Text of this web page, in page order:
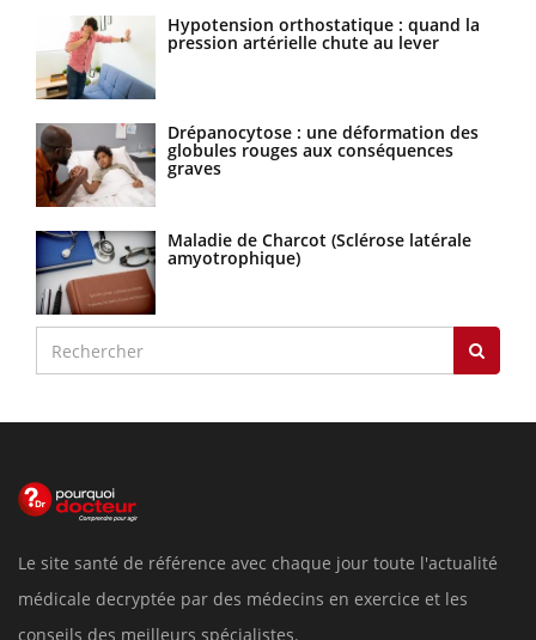
Hypotension orthostatique : quand la
pression artérielle chute au lever
Drépanocytose : une déformation des
globules rouges aux conséquences
graves
Maladie de Charcot (Sclérose latérale
amyotrophique)
Le site santé de référence avec chaque jour toute l'actualité
médicale decryptée par des médecins en exercice et les
conseils des meilleurs spécialistes.